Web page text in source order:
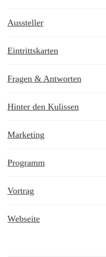
Aussteller
Eintrittskarten
Fragen & Antworten
Hinter den Kulissen
Marketing
Programm
Vortrag
Webseite